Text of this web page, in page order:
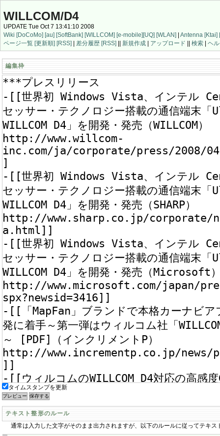
WILLCOM/D4
UPDATE Tue Oct 7 13:41:10 2008
Wiki [DoCoMo] [au] [SoftBank] [WILLCOM] [e-mobile][UQ] [WLAN] | Antenna [Ktai]
ページ一覧 [更新順] [RSS] | 差分履歴 [RSS] || 新規作成 | アップロード || 検索 | ヘ
編集枠
タイムスタンプを更新
テキスト整形のルール
通常は入力した文字がそのまま出力されますが、以下のルールに従ってテキス